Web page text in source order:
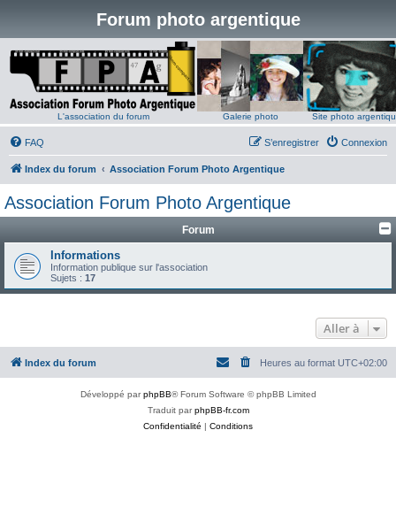
Forum photo argentique
L'association du forum Galerie photo Site photo
FAQ Connexion
S’enregistrer
Index du forum Association Forum Photo Argentique
Association Forum Photo Argentique
Forum
Informations
Information publique sur l'association
Sujets : 17
Aller à
Index du forum Heures au format UTC+02:00
Développé parphpBB® Forum Software © phpBB Limited
Traduit parphpBB-fr.com
Confidentialité | Conditions